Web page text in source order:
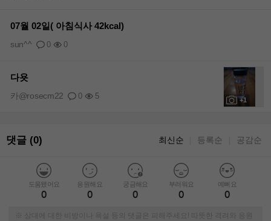
07월 02일( 아침식사 42kcal)
0 0
sun^^
+1
다욧
0 5
카@rosecm22
댓글 (0) 최신순 등록순 공감순
도움됐어요
0
응원해요
0
궁금해요
0
부러워요
0
예뻐요
0
※ 상대에 대한 비방이나 욕설 등의 댓글은 피해주세요! 따뜻한 격려와 응원